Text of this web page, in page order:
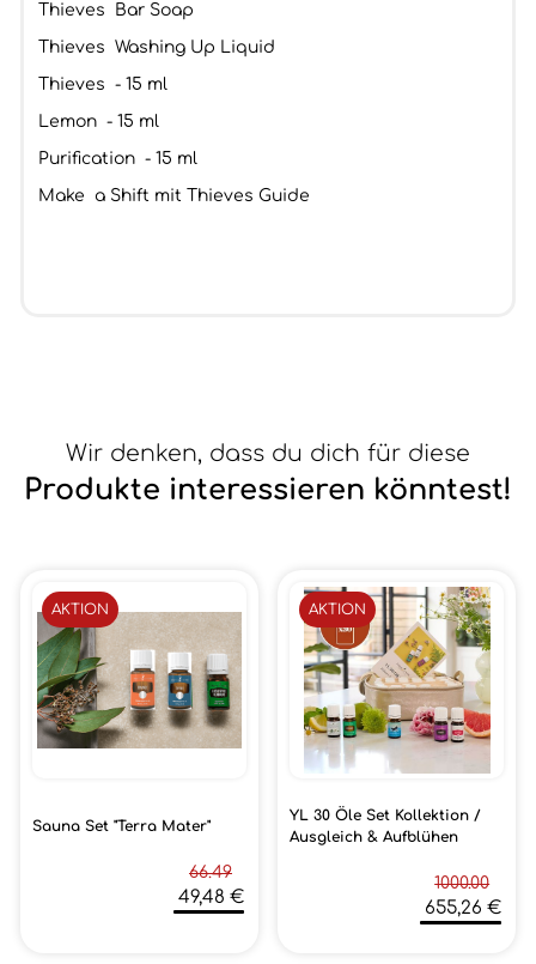
Thieves Bar Soap
Thieves Washing Up Liquid
Thieves - 15 ml
Lemon - 15 ml
Purification - 15 ml
Make a Shift mit Thieves Guide
Wir denken, dass du dich für diese
Produkte interessieren könntest!
Sauna Set "Terra Mater"
66.49
49,48 €
AKTION
YL 30 Öle Set Kollektion /
Ausgleich & Aufblühen
1000.00
655,26 €
AKTION